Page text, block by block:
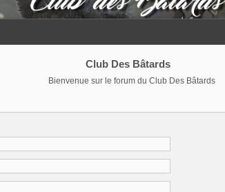
Club Des Bâtards
Bienvenue sur le forum du Club Des Bâtards